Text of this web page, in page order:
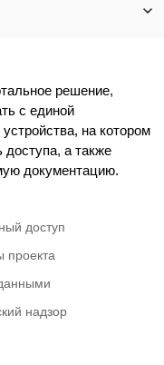
решение,
с единой
на котором
доступа, а также
документацию.
доступ
проекта
надзор